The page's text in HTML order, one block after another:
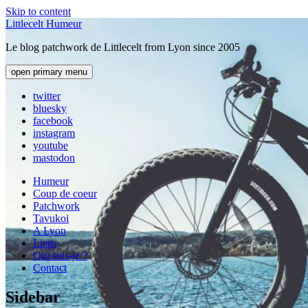
Skip to content
Littlecelt Humeur
Le blog patchwork de Littlecelt from Lyon since 2005
open primary menu
twitter
bluesky
facebook
instagram
youtube
mastodon
Humeur
Coup de coeur
Patchwork
Tavukoi
A Lyon
Liens
Qui suis-je ?
Contact
Sidebar